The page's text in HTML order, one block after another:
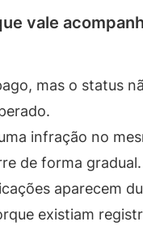
vale
mas o status
infração no
de forma gradual.
aparecem
existiam